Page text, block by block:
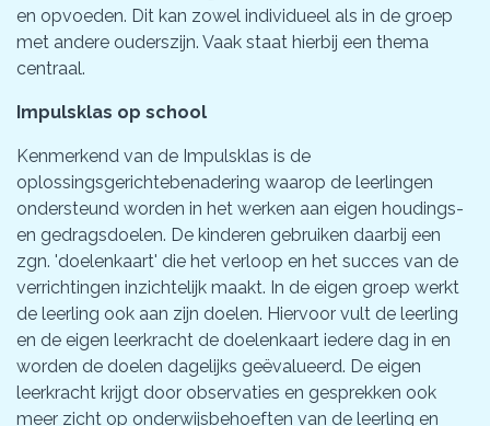
en opvoeden. Dit kan zowel individueel als in de groep
met andere ouderszijn. Vaak staat hierbij een thema
centraal.
Impulsklas op school
Kenmerkend van de Impulsklas is de
oplossingsgerichtebenadering waarop de leerlingen
ondersteund worden in het werken aan eigen houdings-
en gedragsdoelen. De kinderen gebruiken daarbij een
zgn. 'doelenkaart' die het verloop en het succes van de
verrichtingen inzichtelijk maakt. In de eigen groep werkt
de leerling ook aan zijn doelen. Hiervoor vult de leerling
en de eigen leerkracht de doelenkaart iedere dag in en
worden de doelen dagelijks geëvalueerd. De eigen
leerkracht krijgt door observaties en gesprekken ook
meer zicht op onderwijsbehoeften van de leerling en